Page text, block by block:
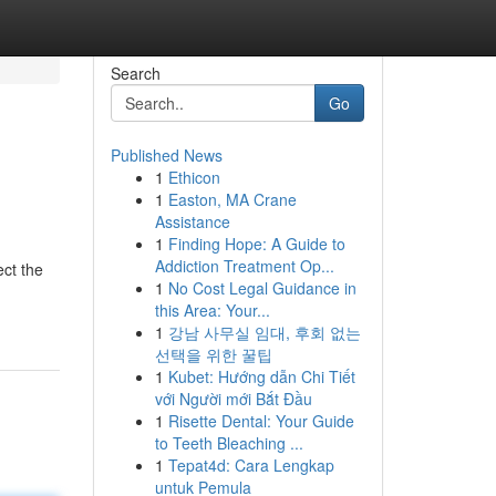
the
Search
Go
Published News
1 Ethicon
1 Easton, MA Crane
Assistance
1 Finding Hope: A Guide to
Addiction Treatment Op...
1 No Cost Legal Guidance in
this Area: Your...
1 강남 사무실 임대, 후회 없는
선택을 위한 꿀팁
1 Kubet: Hướng dẫn Chi Tiết
với Người mới Bắt Đầu
1 Risette Dental: Your Guide
to Teeth Bleaching ...
1 Tepat4d: Cara Lengkap
untuk Pemula